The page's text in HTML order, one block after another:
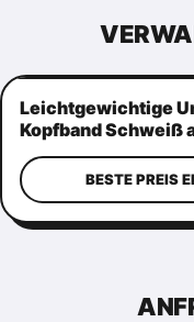
Leichtgewichtige
Kopfband Schweiß
Kopfbanden
BESTE PREIS